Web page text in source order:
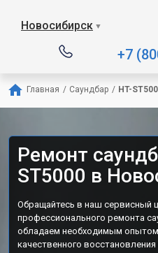
Новосибирск ▼
+7
Главная / Саундбар / HT-
Ремонт
ST5000 в
Обращайтесь в наш сервисный
профессионального ремонта
обладаем необходимым
качественного